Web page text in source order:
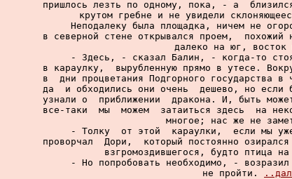
пришлось лезть по одному, пока, - а
крутом гребне и не увидели
Неподалеку была площадка, ничем не
в северной стене открывался проем,
далеко на юг, восток
- Здесь, - сказал Балин, - когда-то
в караулку,  вырубленную прямо в утесе.
в  дни процветания Подгорного государства
да  и обходились они очень  дешево, но
узнали о  приближении  дракона. И, быть
все-таки  мы  можем  затаиться здесь  на
многое; нас же не
- Толку  от этой  караулки,  если мы
проворчал  Дори,  который постоянно
взгромоздившегося, будто птица
- Но попробовать необходимо, -
не пройти.